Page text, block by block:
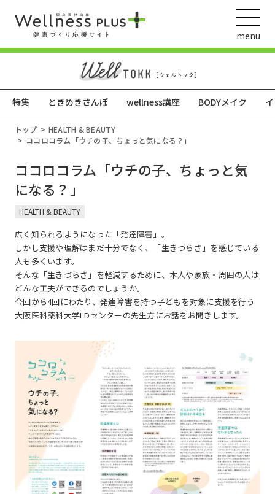
menu
特集 ときめきさんぽ wellness講座 BODYメイク
トップ
HEALTH & BEAUTY
ココロコラム「ウチの子、ちょっと気になる？」
ココロコラム「ウチの子、ちょっと気
になる？」
HEALTH & BEAUTY
広く知られるようになった「発達障害」。
しかし支援や理解はまだ十分でなく、「生きづらさ」を感じている
人も多くいます。
そんな「生きづらさ」を軽減するために、本人や家族・周囲の人は
どんな工夫ができるのでしょうか。
今回から4回にわたり、発達障害を持つ子どもを対象に支援を行う
大阪医科薬科大学LDセンターの先生方にお話をお聞きします。
ウェルネス動画
阪急阪神ホールディングス